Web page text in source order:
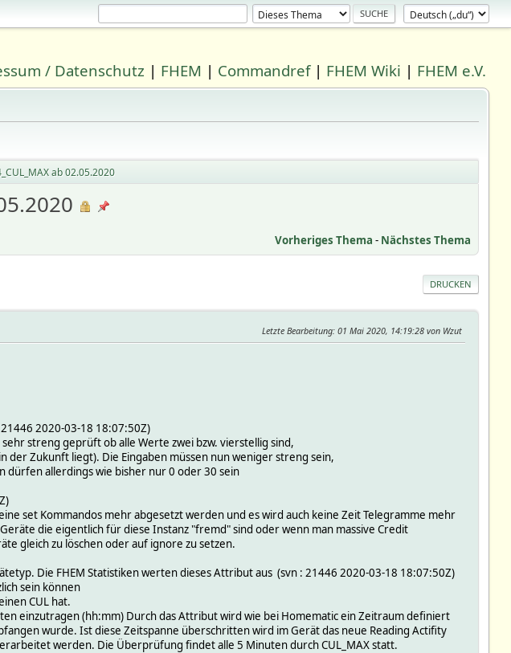
/ Datenschutz | FHEM | Commandref| FHEM Wiki | FHEM e.V.
ab 02.05.2020
Vorheriges Thema - Nächstes Thema
DRUCKEN
Letzte Bearbeitung: 01 Mai 2020, 14:19:28 von Wzut
2020-03-18 18:07:50Z)
streng geprüft ob alle Werte zwei bzw. vierstellig sind,
Zukunft liegt). Die Eingaben müssen nun weniger streng sein,
dürfen allerdings wie bisher nur 0 oder 30 sein
set Kommandos mehr abgesetzt werden und es wird auch keine Zeit Telegramme mehr
die eigentlich für diese Instanz "fremd" sind oder wenn man massive Credit
gleich zu löschen oder auf ignore zu setzen.
Die FHEM Statistiken werten dieses Attribut aus (svn : 21446 2020-03-18 18:07:50Z)
sein können
CUL hat.
einzutragen (hh:mm) Durch das Attribut wird wie bei Homematic ein Zeitraum definiert
wurde. Ist diese Zeitspanne überschritten wird im Gerät das neue Reading Actifity
werden. Die Überprüfung findet alle 5 Minuten durch CUL_MAX statt.